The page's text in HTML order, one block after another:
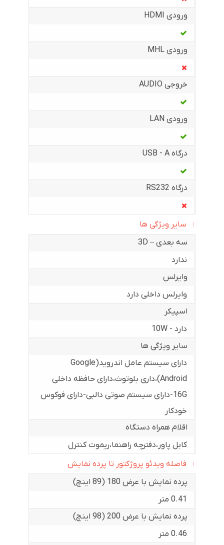
ورودی HDMI
ورودی MHL
خروجی AUDIO
ورودی LAN
درگاه USB - A
درگاه RS232
سایر ویژگی ها
سه بعدی – 3D
ندارد
وایرلس
وایرلس داخلی دارد
اسپیکر
دارد - 10W
سایر ویژگی ها
دارای سیستم عامل اندروید(Google
Android)،داری بلوتوث،دارای حافظه داخلی
16G-دارای سیستم صوتی دالبی-دارای فوکوس
خودکار
اقلام همراه دستگاه
کابل پاور،دفترچه راهنما،ریموت کنترل
فاصله ویدئو پروژکتور تا پرده نمایش
پرده نمایش با عرض 180 (89 اینچ)
0.41 متر
پرده نمایش با عرض 200 (98 اینچ)
0.46 متر